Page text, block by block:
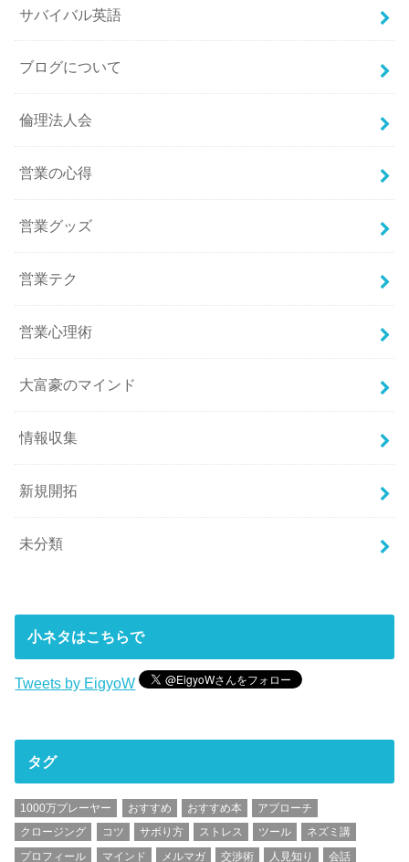
サバイバル英語
ブログについて
倫理法人会
営業の心得
営業グッズ
営業テク
営業心理術
大富豪のマインド
情報収集
新規開拓
未分類
小ネタはこちらで
Tweets by EigyoW
タグ
1000万プレーヤー おすすめ おすすめ本
アプローチ
クロージング
コツ サボり方 ストレス ツール
ネズミ講
プロフィール
マインド メルマガ 交渉術 人見知り 会話